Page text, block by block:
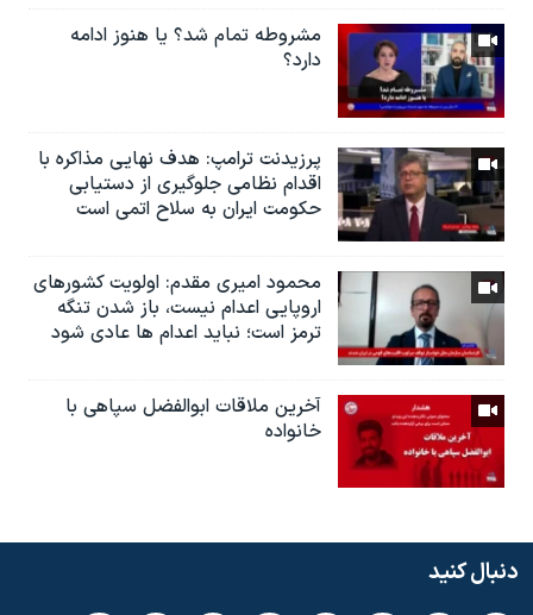
مشروطه تمام شد؟ يا هنوز ادامه
دارد؟
پرزیدنت ترامپ: هدف نهایی مذاکره با
اقدام نظامی جلوگیری از دستیابی
حکومت ایران به سلاح اتمی است
محمود امیری مقدم: اولویت کشورهای
اروپایی اعدام نیست، باز شدن تنگه
ترمز است؛ نباید اعدام ها عادی شود
آخرین ملاقات ابوالفضل سپاهی با
خانواده
دنبال کنید